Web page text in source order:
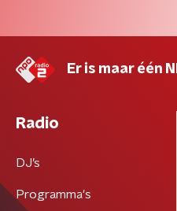
Er is maar één
Radio
DJ’s
Programma's